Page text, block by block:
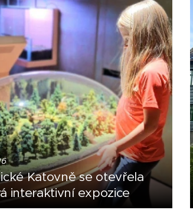
Katovně se otevřela
interaktivní expozice